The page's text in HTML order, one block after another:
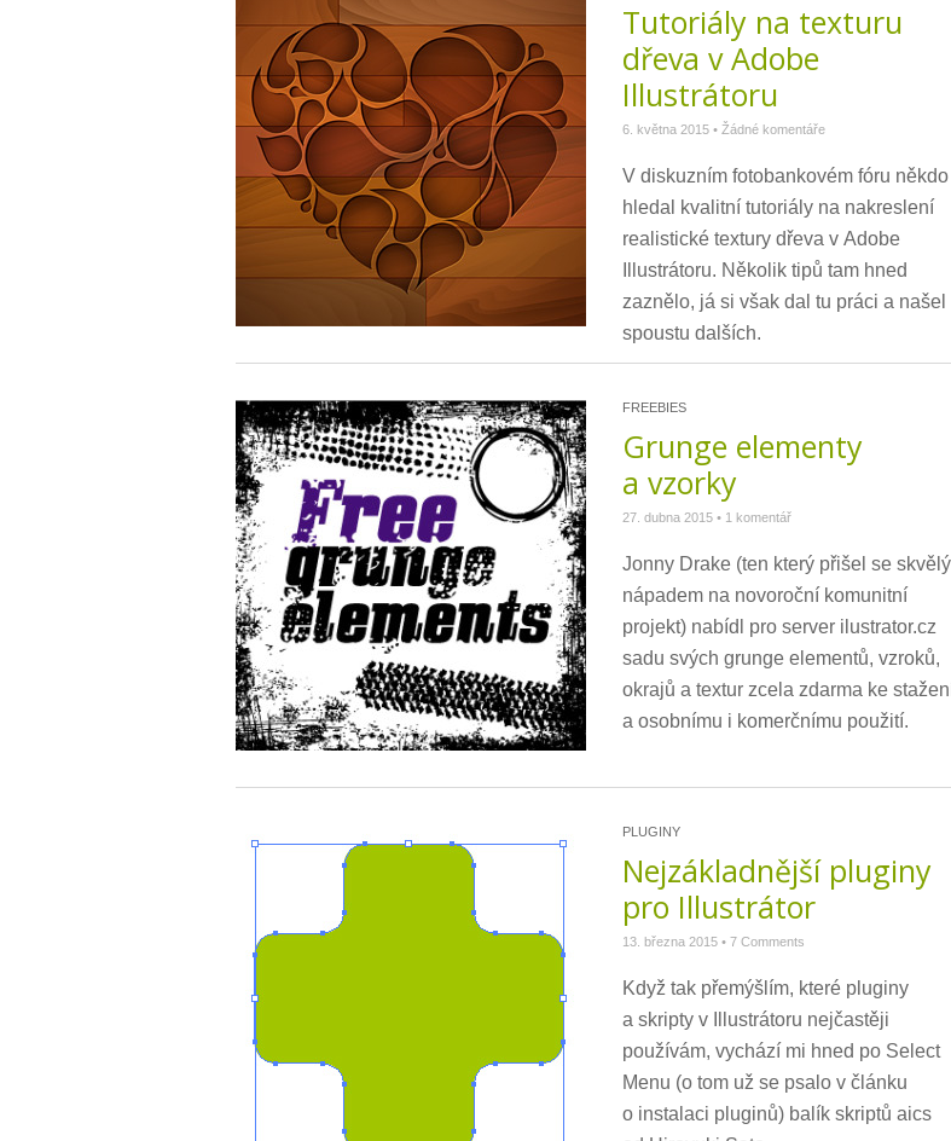
Tutoriály na texturu
dřeva v Adobe
Illustrátoru
6. května 2015 • Žádné komentáře
V diskuzním fotobankovém fóru někdo
hledal kvalitní tutoriály na nakreslení
realistické textury dřeva v Adobe
Illustrátoru. Několik tipů tam hned
zaznělo, já si však dal tu práci a našel
spoustu dalších.
FREEBIES
Grunge elementy
a vzorky
27. dubna 2015 • 1 komentář
Jonny Drake (ten který přišel se
nápadem na novoroční komunitní
projekt) nabídl pro server ilustrator.cz
sadu svých grunge elementů, vzroků,
okrajů a textur zcela zdarma ke
a osobnímu i komerčnímu použití.
PLUGINY
Nejzákladnější pluginy
pro Illustrátor
13. března 2015 • 7 Comments
Když tak přemýšlím, které pluginy
a skripty v Illustrátoru nejčastěji
používám, vychází mi hned po Select
Menu (o tom už se psalo v článku
o instalaci pluginů) balík skriptů aics